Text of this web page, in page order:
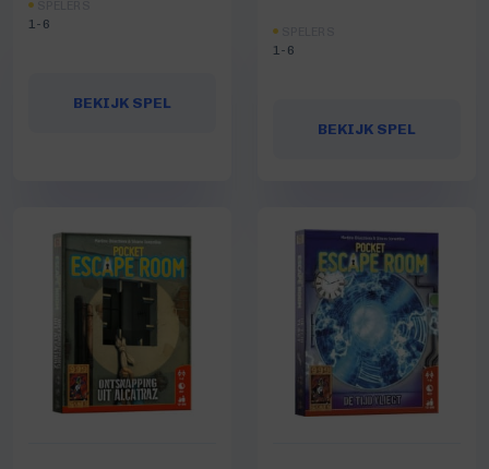
1-6
BEKIJK SPEL
1-6
BEKIJK SPEL